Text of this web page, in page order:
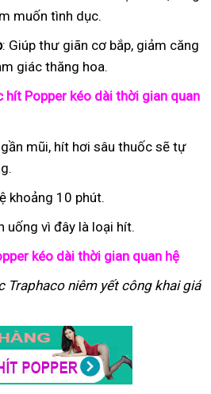
muốn tình dục.
: Giúp thư giãn cơ bắp, giảm căng
giác thăng hoa.
hít Popper kéo dài thời gian quan
mũi, hít hơi sâu thuốc sẽ tự
khoảng 10 phút.
uống vì đây là loại hít.
kéo dài thời gian quan hệ
Traphaconiêm yết công khai giá